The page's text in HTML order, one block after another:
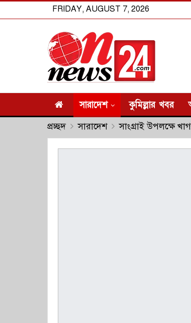
FRIDAY, AUGUST 7, 2026
সারাদেশ কুমিল্লার খবর
প্রচ্ছদ সারাদেশ সাংগ্রাই উপলক্ষে